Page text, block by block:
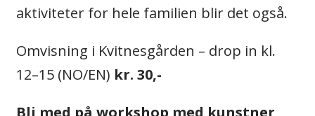
aktiviteter for hele familien blir det også.
Omvisning i Kvitnesgården – drop in kl.
12–15 (NO/EN) kr. 30,-
Bli med på workshop med kunstner